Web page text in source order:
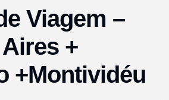
Viagem –
+
+Montividéu